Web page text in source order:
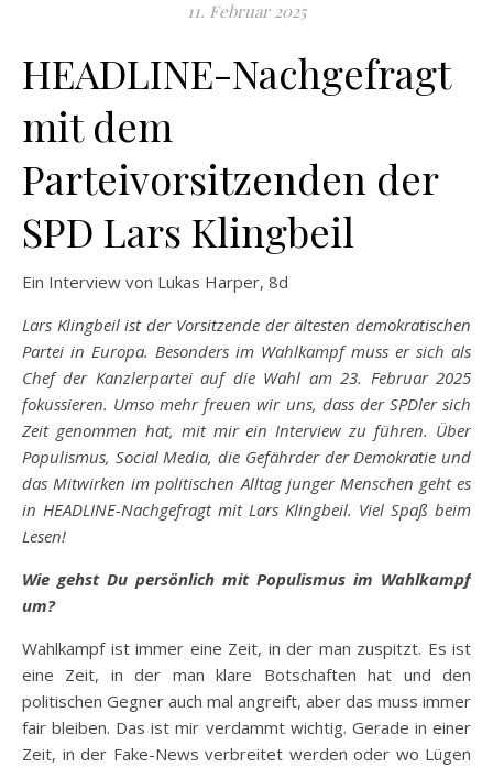
11. Februar 2025
HEADLINE-Nachgefragt
mit dem
Parteivorsitzenden der
SPD Lars Klingbeil
Ein Interview von Lukas Harper, 8d
Lars Klingbeil ist der Vorsitzende der ältesten demokratischen
Partei in Europa. Besonders im Wahlkampf muss er sich als
Chef der Kanzlerpartei auf die Wahl am 23. Februar 2025
fokussieren. Umso mehr freuen wir uns, dass der SPDler sich
Zeit genommen hat, mit mir ein Interview zu führen. Über
Populismus, Social Media, die Gefährder der Demokratie und
das Mitwirken im politischen Alltag junger Menschen geht es
in HEADLINE-Nachgefragt mit Lars Klingbeil. Viel Spaß beim
Lesen!
Wie gehst Du persönlich mit Populismus im Wahlkampf
um?
Wahlkampf ist immer eine Zeit, in der man zuspitzt. Es ist
eine Zeit, in der man klare Botschaften hat und den
politischen Gegner auch mal angreift, aber das muss immer
fair bleiben. Das ist mir verdammt wichtig. Gerade in einer
Zeit, in der Fake-News verbreitet werden oder wo Lügen